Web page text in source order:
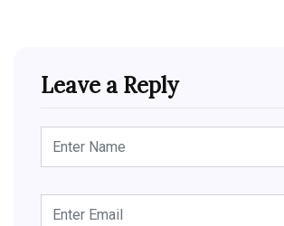
Leave a Reply